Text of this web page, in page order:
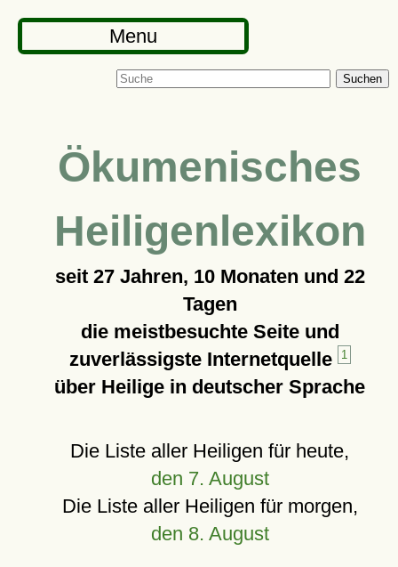
Menu
Suchen
Ökumenisches
Heiligenlexikon
seit 27 Jahren, 10 Monaten und 22
Tagen
die meistbesuchte Seite und
zuverlässigste Internetquelle
1
über Heilige in deutscher Sprache
Die Liste aller Heiligen für heute,
den 7. August
Die Liste aller Heiligen für morgen,
den 8. August